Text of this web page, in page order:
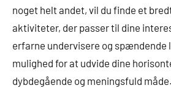
noget helt andet, vil du finde et
aktiviteter, der passer til dine
erfarne undervisere og
mulighed for at udvide dine
dybdegående og meningsfuld måde.